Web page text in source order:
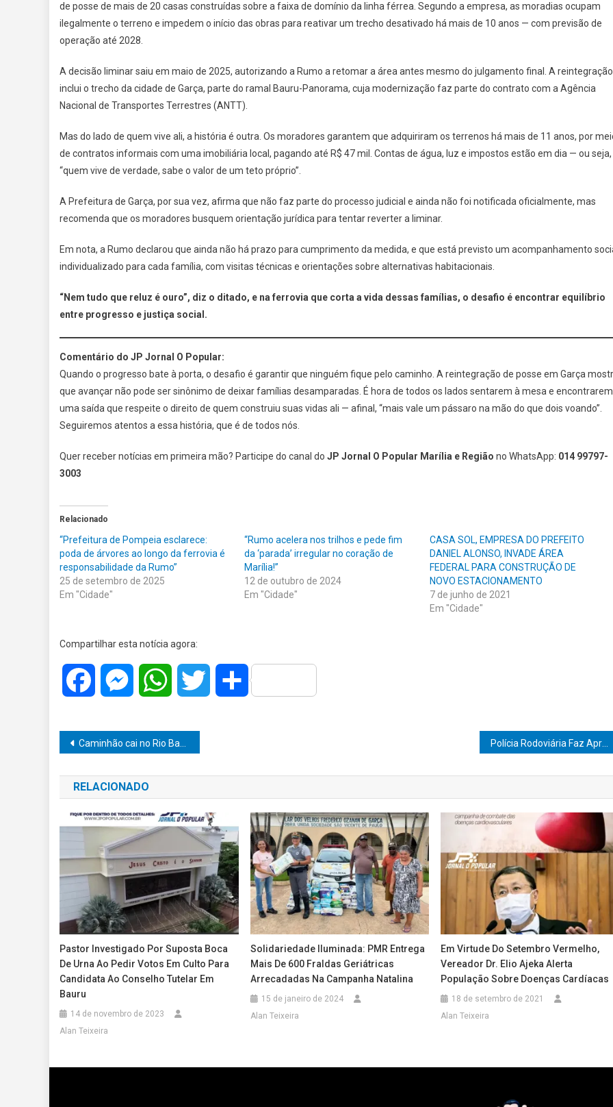
de posse de mais de 20 casas construídas sobre a faixa de domínio da linha férrea. Segundo a empresa, as moradias ocupam
ilegalmente o terreno e impedem o início das obras para reativar um trecho desativado há mais de 10 anos — com previsão de
operação até 2028.
A decisão liminar saiu em maio de 2025, autorizando a Rumo a retomar a área antes mesmo do julgamento final. A reintegração
inclui o trecho da cidade de Garça, parte do ramal Bauru-Panorama, cuja modernização faz parte do contrato com a Agência
Nacional de Transportes Terrestres (ANTT).
Mas do lado de quem vive ali, a história é outra. Os moradores garantem que adquiriram os terrenos há mais de 11 anos, por
de contratos informais com uma imobiliária local, pagando até R$ 47 mil. Contas de água, luz e impostos estão em dia — ou seja,
“quem vive de verdade, sabe o valor de um teto próprio”.
A Prefeitura de Garça, por sua vez, afirma que não faz parte do processo judicial e ainda não foi notificada oficialmente, mas
recomenda que os moradores busquem orientação jurídica para tentar reverter a liminar.
Em nota, a Rumo declarou que ainda não há prazo para cumprimento da medida, e que está previsto um acompanhamento
individualizado para cada família, com visitas técnicas e orientações sobre alternativas habitacionais.
“Nem tudo que reluz é ouro”, diz o ditado, e na ferrovia que corta a vida dessas famílias, o desafio é encontrar equilíbrio
entre progresso e justiça social.
Comentário do JP Jornal O Popular:
Quando o progresso bate à porta, o desafio é garantir que ninguém fique pelo caminho. A reintegração de posse em Garça
que avançar não pode ser sinônimo de deixar famílias desamparadas. É hora de todos os lados sentarem à mesa e encontrarem
uma saída que respeite o direito de quem construiu suas vidas ali — afinal, “mais vale um pássaro na mão do que dois voando”.
Seguiremos atentos a essa história, que é de todos nós.
Quer receber notícias em primeira mão? Participe do canal do JP Jornal O Popular Marília e Região no WhatsApp: 014 99797-
3003
Relacionado
“Prefeitura de Pompeia esclarece:
poda de árvores ao longo da ferrovia é
responsabilidade da Rumo”
25 de setembro de 2025
Em "Cidade"
“Rumo acelera nos trilhos e pede fim
da ‘parada’ irregular no coração de
Marília!”
12 de outubro de 2024
Em "Cidade"
CASA SOL, EMPRESA DO PREFEITO
DANIEL ALONSO, INVADE ÁREA
FEDERAL PARA CONSTRUÇÃO DE
NOVO ESTACIONAMENTO
7 de junho de 2021
Em "Cidade"
Compartilhar esta notícia agora:
Facebook MessengerWhatsAppTwitter Share
Navegação
de
Post
Caminhão cai no Rio Bauru e causa interdição parcial na SP-261 em Pederneiras
RELACIONADO
Pastor Investigado Por Suposta Boca
De Urna Ao Pedir Votos Em Culto Para
Candidata Ao Conselho Tutelar Em
Bauru
14 de novembro de 2023
Alan Teixeira
Solidariedade Iluminada: PMR Entrega
Mais De 600 Fraldas Geriátricas
Arrecadadas Na Campanha Natalina
15 de janeiro de 2024
Alan Teixeira
Em Virtude Do Setembro Vermelho,
Vereador Dr. Elio Ajeka Alerta
População Sobre Doenças Cardíacas
18 de setembro de 2021
Alan Teixeira